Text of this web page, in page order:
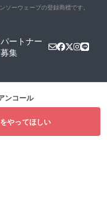
ソーウェーブの登録商標です。
パートナー
募集
ンコール
やってほしい